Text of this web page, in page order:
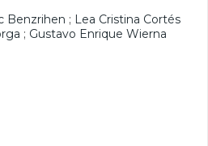
Benzrihen ; Lea Cristina Cortés
; Gustavo Enrique Wierna